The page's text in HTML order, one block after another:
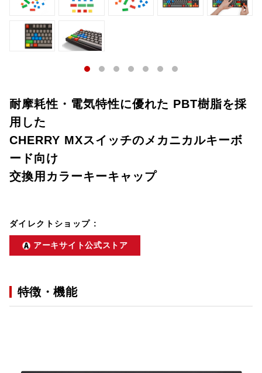
耐摩耗性・電気特性に優れた PBT樹脂を採
用した
CHERRY MXスイッチのメカニカルキーボ
ード向け
交換用カラーキーキャップ
ダイレクトショップ :
アーキサイト公式ストア
特徴・機能